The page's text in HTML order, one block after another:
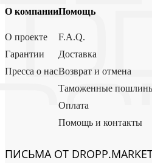
О компании
О проекте
Гарантии
Пресса о нас
Помощь
F.A.Q.
Доставка
Возврат и отмена
Таможенные
Оплата
Помощь и контакты
ПИСЬМА ОТ